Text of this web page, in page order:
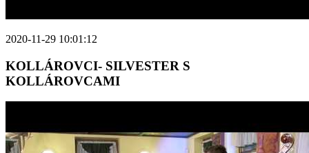
2020-11-29 10:01:12
KOLLÁROVCI- SILVESTER S
KOLLÁROVCAMI